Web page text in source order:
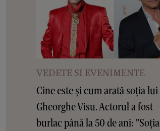
VEDETE SI EVENIMENTE
Cine este și cum arată soția lui
Gheorghe Visu. Actorul a fost
burlac până la 50 de ani: "Soția